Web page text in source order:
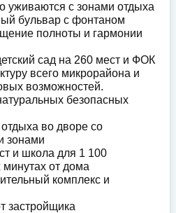
уживаются с зонами отдыха
бульвар с фонтаном
полноты и гармонии
сад на 260 мест и ФОК
всего микрорайона и
возможностей.
безопасных
во дворе со
зонами
и школа для 1 100
минутах от дома
комплекс и
застройщика